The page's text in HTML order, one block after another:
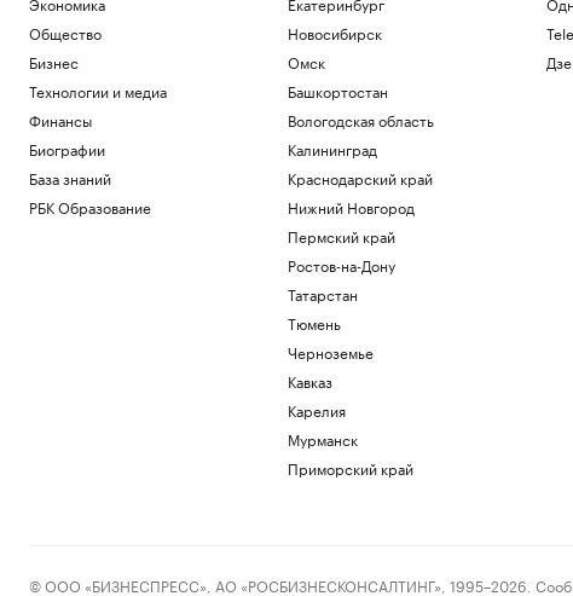
Общество
Бизнес
Технологии и медиа
Финансы
Биографии
База знаний
РБК Образование
Новосибирск
Омск
Башкортостан
Вологодская область
Калининград
Краснодарский край
Нижний Новгород
Пермский край
Ростов-на-Дону
Татарстан
Тюмень
Черноземье
Кавказ
Карелия
Мурманск
Приморский край
© ООО «БИЗНЕСПРЕСС», АО «РОСБИЗНЕСКОНСАЛТИНГ», 1995–2026.